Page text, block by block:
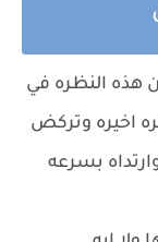
هذه النظره في
اخيره وتركض
بسرعه